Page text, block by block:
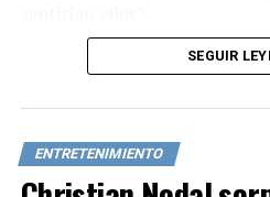
Cardi B enfatizó que
incorrectamente, ya que no
identidad.
Las declaraciones de la rapera
SEGUIR
ENTRETENIMIENTO